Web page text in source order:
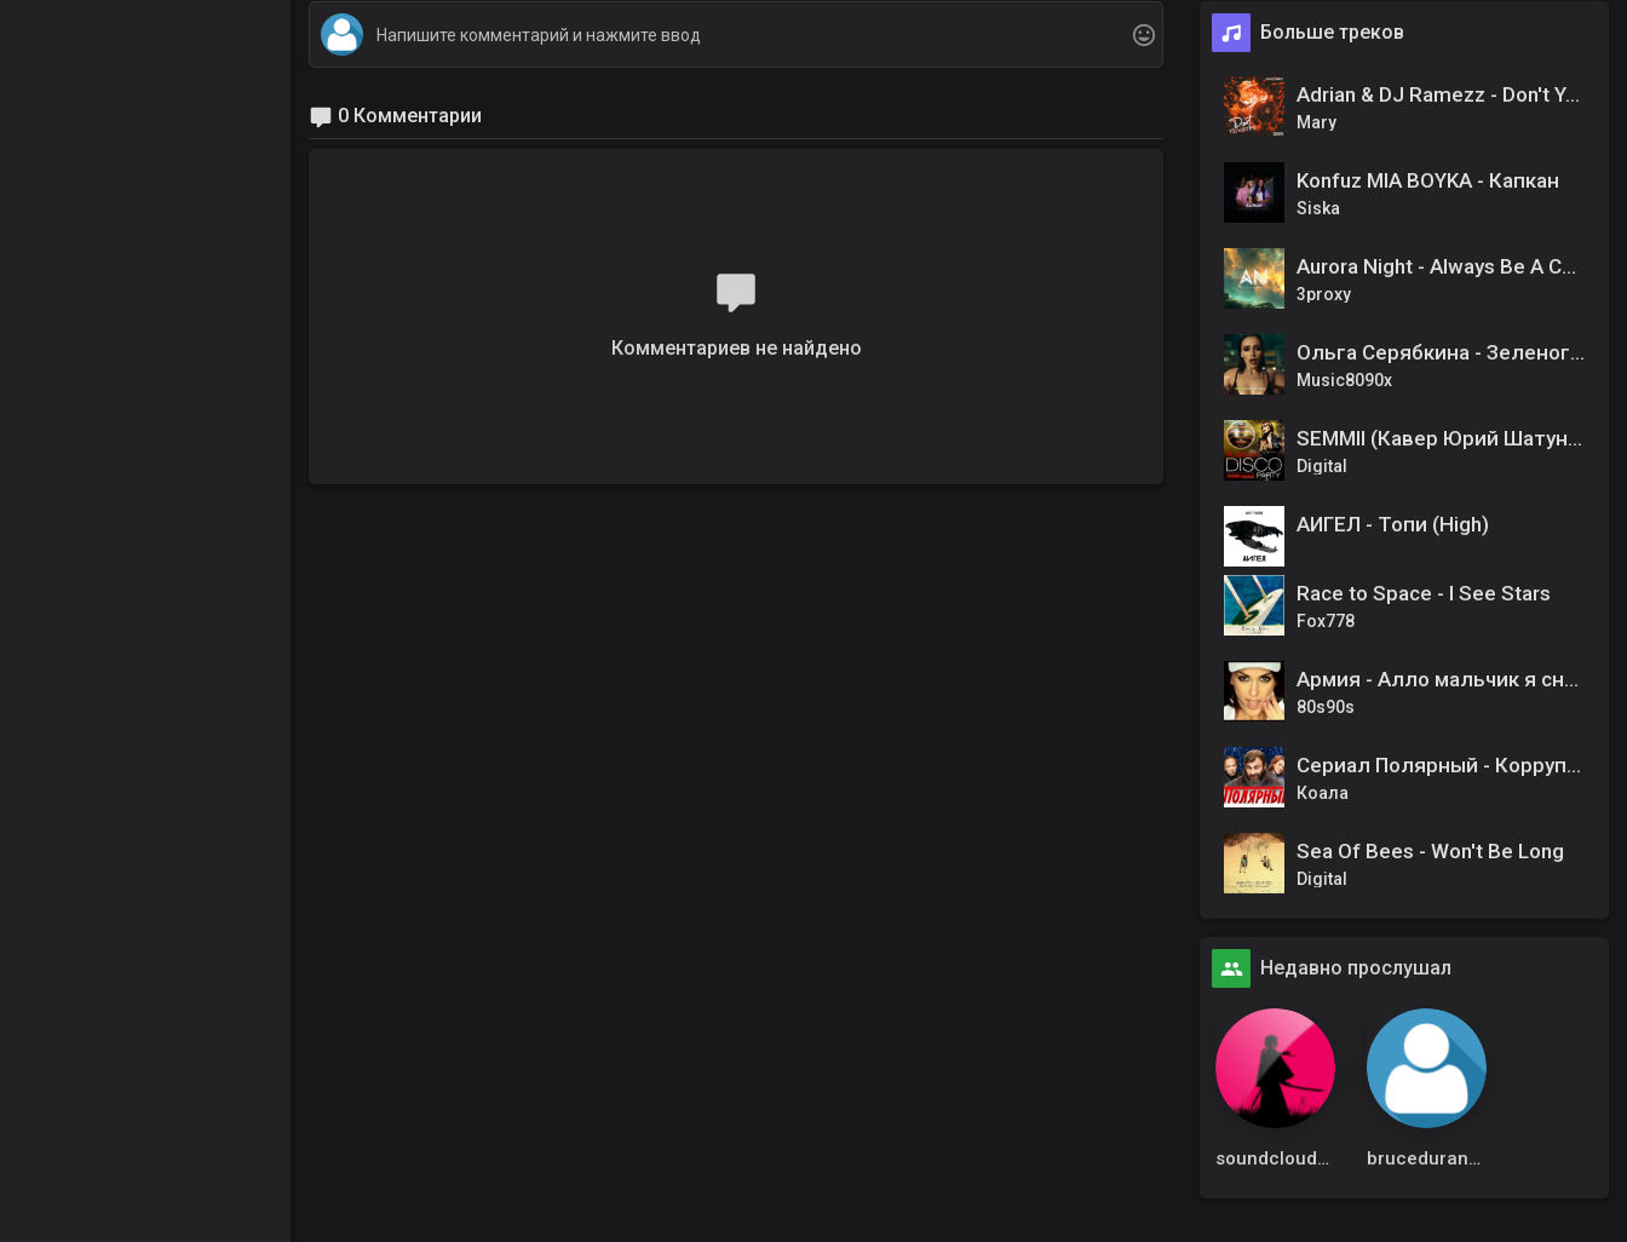
0 Комментарии
Комментариев не найдено
Больше треков
Adrian & DJ Ramezz - Don't You Want Me
Mary
Konfuz MIA BOYKA - Капкан
Siska
Aurora Night - Always Be A Child
3proxy
Ольга Серябкина - Зеленоглазое такси
Music8090x
SEMMII (Кавер Юрий Шатунов) - Седая ночь
Digital
АИГЕЛ - Топи (High)
Race to Space - I See Stars
Fox778
Армия - Алло мальчик я снова здесь
80s90s
Сериал Полярный - Коррупция любимая моя
Коала
Sea Of Bees - Won't Be Long
Digital
Недавно прослушал
soundcloudadmin bruceduran7300